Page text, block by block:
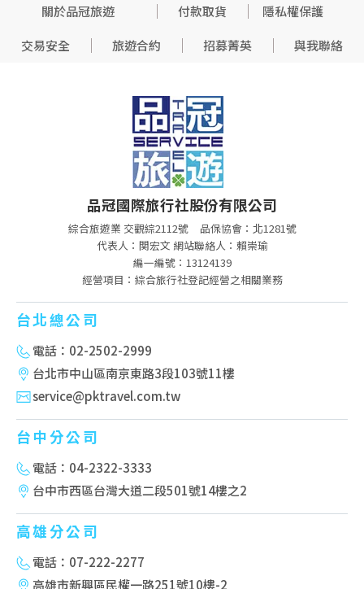
關於品冠旅遊 付款取貨
隱私權保護
交易安全
旅遊合約 招募菁英 與我聯絡
品冠國際旅行社股份有限公司
綜合旅遊業 交觀綜2112號
品保協會：北1281號
代表人：関宏文 網站聯絡人：賴崇瑜
編一編號：13124139
經營項目：綜合旅行社登記經營之相關業務
台北總公司
電話：02-2502-2999
台北市中山區南京東路3段103號11樓
service@pktravel.com.tw
台中分公司
電話：04-2322-3333
台中市西區台灣大道二段501號14樓之2
高雄分公司
電話：07-222-2277
高雄市新興區民權一路251號10樓-2